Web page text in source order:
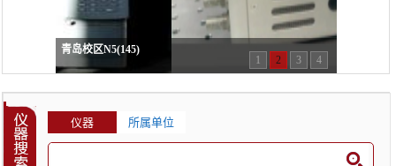
青岛校区N5(145)
1
2 3 4
仪器 所属单位